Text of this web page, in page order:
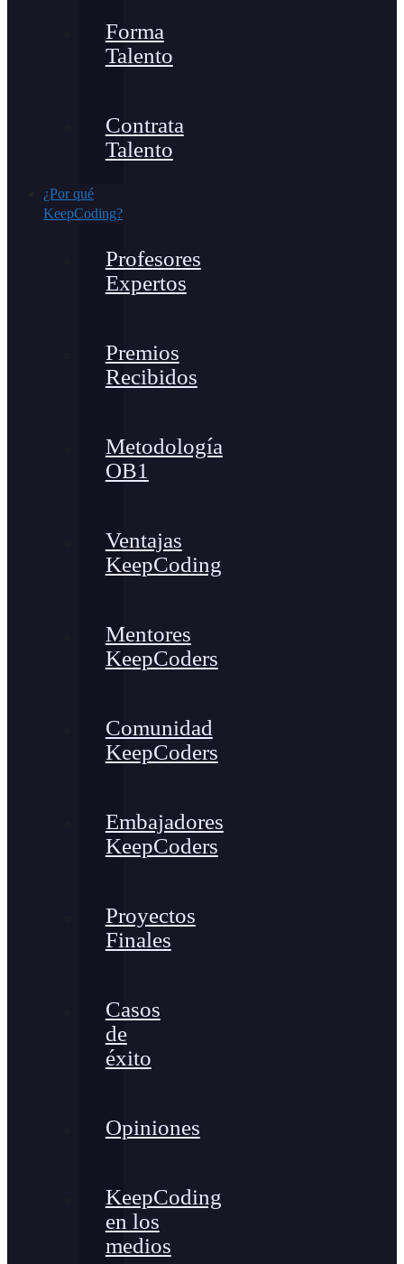
Forma
Talento
Contrata
Talento
¿Por qué
KeepCoding?
Profesores
Expertos
Premios
Recibidos
Metodología
OB1
Ventajas
KeepCoding
Mentores
KeepCoders
Comunidad
KeepCoders
Embajadores
KeepCoders
Proyectos
Finales
Casos
de
éxito
Opiniones
KeepCoding
en los
medios